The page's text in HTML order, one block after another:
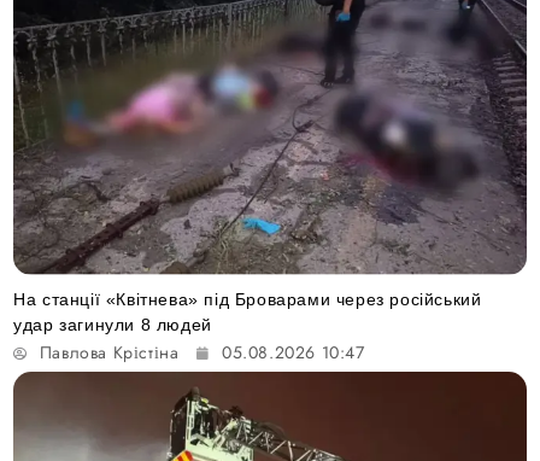
На станції «Квітнева» під Броварами через російський
удар загинули 8 людей
Павлова Крістіна 05.08.2026 10:47